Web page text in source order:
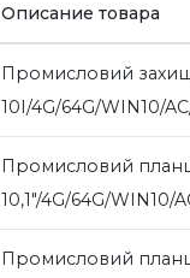
Описание товара
Промисловий
10I/4G/64G/WIN10/
Промисловий
10,1"/4G/64G/WIN10/
Промисловий